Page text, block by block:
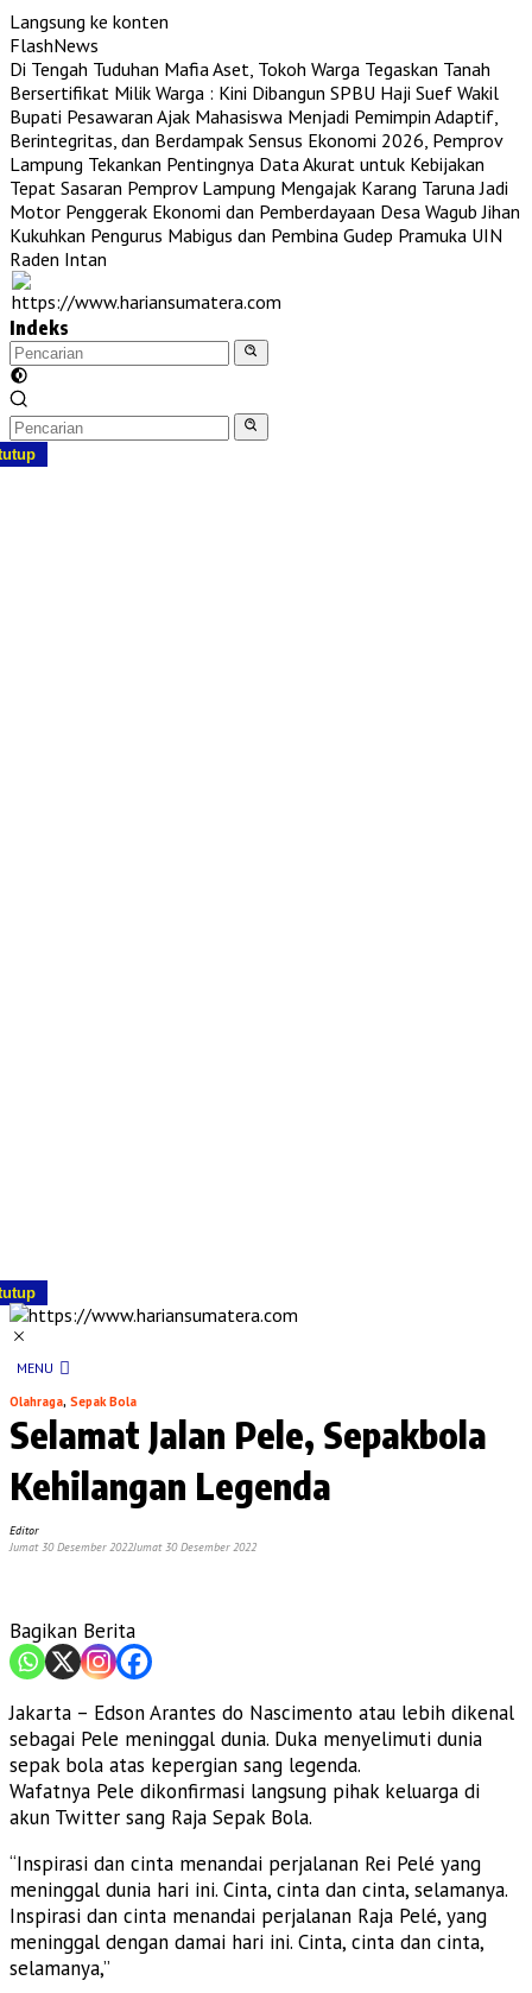
Langsung ke konten
FlashNews
Di Tengah Tuduhan Mafia Aset, Tokoh Warga Tegaskan Tanah
Bersertifikat Milik Warga : Kini Dibangun SPBU Haji Suef Wakil
Bupati Pesawaran Ajak Mahasiswa Menjadi Pemimpin Adaptif,
Berintegritas, dan Berdampak Sensus Ekonomi 2026, Pemprov
Lampung Tekankan Pentingnya Data Akurat untuk Kebijakan
Tepat Sasaran Pemprov Lampung Mengajak Karang Taruna Jadi
Motor Penggerak Ekonomi dan Pemberdayaan Desa Wagub Jihan
Kukuhkan Pengurus Mabigus dan Pembina Gudep Pramuka UIN
Raden Intan
Indeks
MENU
Olahraga, Sepak Bola
Selamat Jalan Pele, Sepakbola
Kehilangan Legenda
Editor
Jumat 30 Desember 2022Jumat 30 Desember 2022
Bagikan Berita
Jakarta – Edson Arantes do Nascimento atau lebih dikenal
sebagai Pele meninggal dunia. Duka menyelimuti dunia
sepak bola atas kepergian sang legenda.
Wafatnya Pele dikonfirmasi langsung pihak keluarga di
akun Twitter sang Raja Sepak Bola.
“Inspirasi dan cinta menandai perjalanan Rei Pelé yang
meninggal dunia hari ini. Cinta, cinta dan cinta, selamanya.
Inspirasi dan cinta menandai perjalanan Raja Pelé, yang
meninggal dengan damai hari ini. Cinta, cinta dan cinta,
selamanya,”